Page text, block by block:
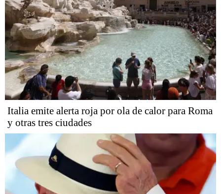
Italia emite alerta roja por ola de calor para Roma
y otras tres ciudades